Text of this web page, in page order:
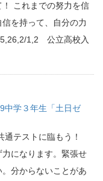
これまでの努力を信
を持って、自分の力
1,2 公立高校入
中学３年生「土日ゼ
テストに臨もう！
になります。緊張せ
分からないことがあ